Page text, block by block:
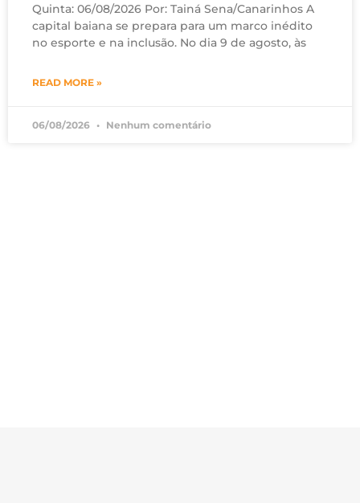
Quinta: 06/08/2026 Por: Tainá Sena/Canarinhos A
capital baiana se prepara para um marco inédito
no esporte e na inclusão. No dia 9 de agosto, às
READ MORE »
06/08/2026 Nenhum comentário